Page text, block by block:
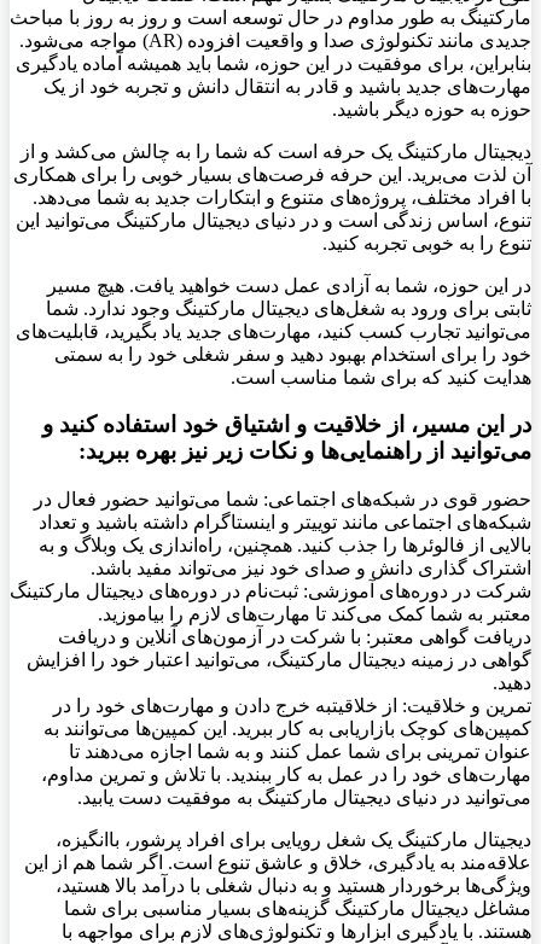
مارکتینگ به طور مداوم در حال توسعه است و روز به روز با مباحث
جدیدی مانند تکنولوژی صدا و واقعیت افزوده (AR) مواجه می‌شود.
بنابراین، برای موفقیت در این حوزه، شما باید همیشه آماده یادگیری
مهارت‌های جدید باشید و قادر به انتقال دانش و تجربه خود از یک
حوزه به حوزه دیگر باشید.
دیجیتال مارکتینگ یک حرفه است که شما را به چالش می‌کشد و از
آن لذت می‌برید. این حرفه فرصت‌های بسیار خوبی را برای همکاری
با افراد مختلف، پروژه‌های متنوع و ابتکارات جدید به شما می‌دهد.
تنوع، اساس زندگی است و در دنیای دیجیتال مارکتینگ می‌توانید این
تنوع را به خوبی تجربه کنید.
در این حوزه، شما به آزادی عمل دست خواهید یافت. هیچ مسیر
ثابتی برای ورود به شغل‌های دیجیتال مارکتینگ وجود ندارد. شما
می‌توانید تجارب کسب کنید، مهارت‌های جدید یاد بگیرید، قابلیت‌های
خود را برای استخدام بهبود دهید و سفر شغلی خود را به سمتی
هدایت کنید که برای شما مناسب است.
در این مسیر، از خلاقیت و اشتیاق خود استفاده کنید و
می‌توانید از راهنمایی‌ها و نکات زیر نیز بهره ببرید:
حضور قوی در شبکه‌های اجتماعی: شما می‌توانید حضور فعال در
شبکه‌های اجتماعی مانند توییتر و اینستاگرام داشته باشید و تعداد
بالایی از فالوئرها را جذب کنید. همچنین، راه‌اندازی یک وبلاگ و به
اشتراک گذاری دانش و صدای خود نیز می‌تواند مفید باشد.
شرکت در دوره‌های آموزشی: ثبت‌نام در دوره‌های دیجیتال مارکتینگ
معتبر به شما کمک می‌کند تا مهارت‌های لازم را بیاموزید.
دریافت گواهی معتبر: با شرکت در آزمون‌های آنلاین و دریافت
گواهی در زمینه دیجیتال مارکتینگ، می‌توانید اعتبار خود را افزایش
دهید.
تمرین و خلاقیت: از خلاقیتبه خرج دادن و مهارت‌های خود را در
کمپین‌های کوچک بازاریابی به کار ببرید. این کمپین‌ها می‌توانند به
عنوان تمرینی برای شما عمل کنند و به شما اجازه می‌دهند تا
مهارت‌های خود را در عمل به کار ببندید. با تلاش و تمرین مداوم،
می‌توانید در دنیای دیجیتال مارکتینگ به موفقیت دست یابید.
دیجیتال مارکتینگ یک شغل رویایی برای افراد پرشور، باانگیزه،
علاقه‌مند به یادگیری، خلاق و عاشق تنوع است. اگر شما هم از این
ویژگی‌ها برخوردار هستید و به دنبال شغلی با درآمد بالا هستید،
مشاغل دیجیتال مارکتینگ گزینه‌های بسیار مناسبی برای شما
هستند. با یادگیری ابزارها و تکنولوژی‌های لازم برای مواجهه با